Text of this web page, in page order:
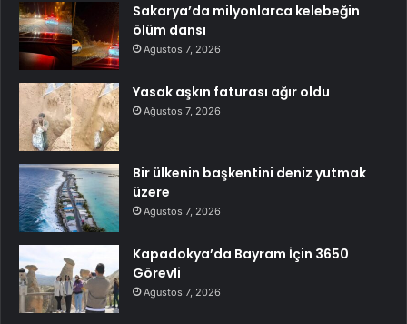
Sakarya’da milyonlarca kelebeğin
ölüm dansı
Ağustos 7, 2026
Yasak aşkın faturası ağır oldu
Ağustos 7, 2026
Bir ülkenin başkentini deniz yutmak
üzere
Ağustos 7, 2026
Kapadokya’da Bayram İçin 3650
Görevli
Ağustos 7, 2026